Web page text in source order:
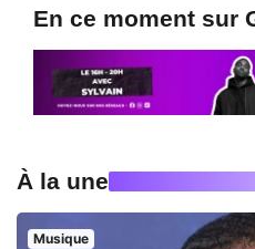
En ce moment sur
À la une
Musique